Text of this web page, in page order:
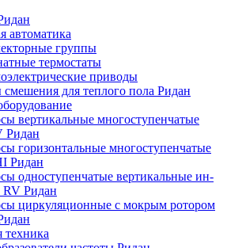
автоматика
группы
термостаты
приводы
смешения для теплого пола Ридан
вертикальные многоступенчатые
Ридан
горизонтальные многоступенчатые
Ридан
одноступенчатые вертикальные ин-
RV Ридан
циркуляционные с мокрым ротором
техника